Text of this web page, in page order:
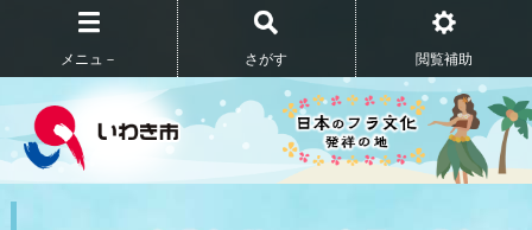
メニュ－ さがす 閲覧補助